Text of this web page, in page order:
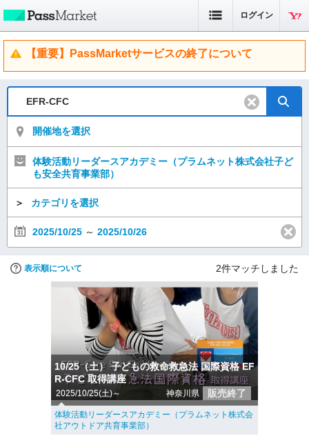
ログイン
【重要】PassMarketサービスの終了について
開催地を選択
体験活動リーダースアカデミー（プラムネット株式会社子ど
も安全共育事業部）
＞ カテゴリを選択
2025/10/25 ～ 2025/10/26
表示順について 2件マッチしました
10/25（土） 子どもの救命救急法 国際資格 EF
R-CFC 取得講座
2025/10/25(土)～ 神奈川県 販売終了
体験活動リーダースアカデミー（プラムネット株式会
社アウトドア共育事業部）